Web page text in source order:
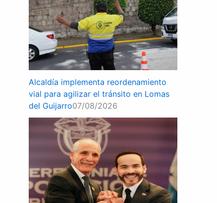
Alcaldía implementa reordenamiento
vial para agilizar el tránsito en Lomas
del Guijarro07/08/2026